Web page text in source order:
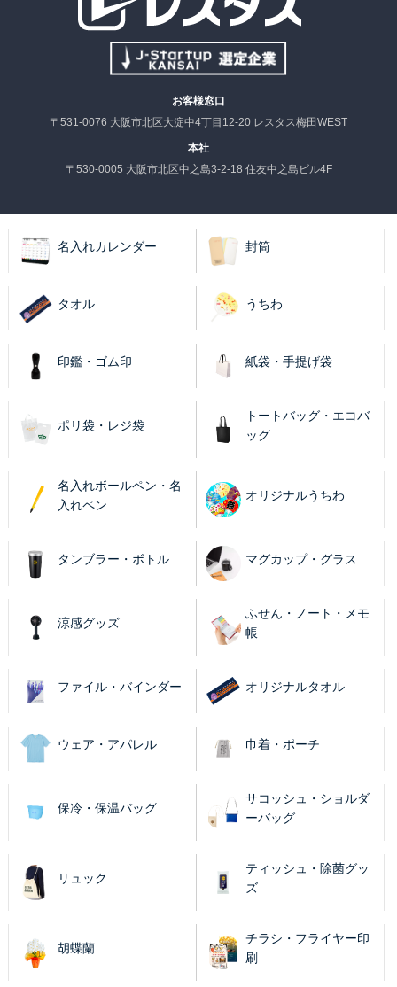
お客様窓口
〒531-0076 大阪市北区大淀中4丁目12-20 レスタス梅田WEST
本社
〒530-0005 大阪市北区中之島3-2-18 住友中之島ビル4F
名入れカレンダー 封筒
タオル うちわ
印鑑・ゴム印 紙袋・手提げ袋
ポリ袋・レジ袋
トートバッグ・エコバ
ッグ
名入れボールペン・名
入れペン
オリジナルうちわ
タンブラー・ボトル マグカップ・グラス
涼感グッズ
ふせん・ノート・メモ
帳
ファイル・バインダー オリジナルタオル
ウェア・アパレル 巾着・ポーチ
保冷・保温バッグ
サコッシュ・ショルダ
ーバッグ
リュック
ティッシュ・除菌グッ
ズ
胡蝶蘭
チラシ・フライヤー印
刷